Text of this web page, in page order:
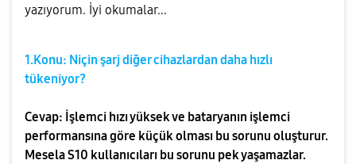
yazıyorum. İyi okumalar...
1.Konu: Niçin şarj diğer cihazlardan daha hızlı
tükeniyor?
Cevap: İşlemci hızı yüksek ve bataryanın işlemci
performansına göre küçük olması bu sorunu oluşturur.
Mesela S10 kullanıcıları bu sorunu pek yaşamazlar.